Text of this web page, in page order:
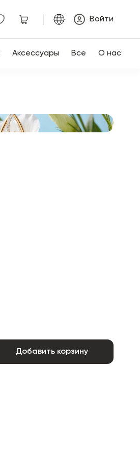
Войти
Аксессуары Все О нас
Добавить корзину